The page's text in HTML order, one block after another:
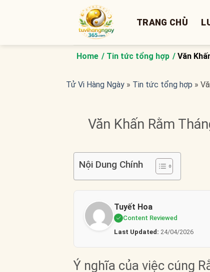
dung
TRANG CHỦ
Home Tin tức tổng hợp Văn
Tử Vi Hàng Ngày » Tin tức tổng hợp »
Văn Khấn Rằm
Nội Dung Chính
Tuyết Hoa
Content Reviewed
Last Updated: 24/04/2026
Ý nghĩa của việc cúng